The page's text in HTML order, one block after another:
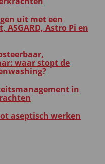
uit met een
Astro Pi en
waar stopt de
in
aseptisch werken